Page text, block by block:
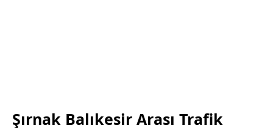
Şırnak Balıkesir Arası Trafik